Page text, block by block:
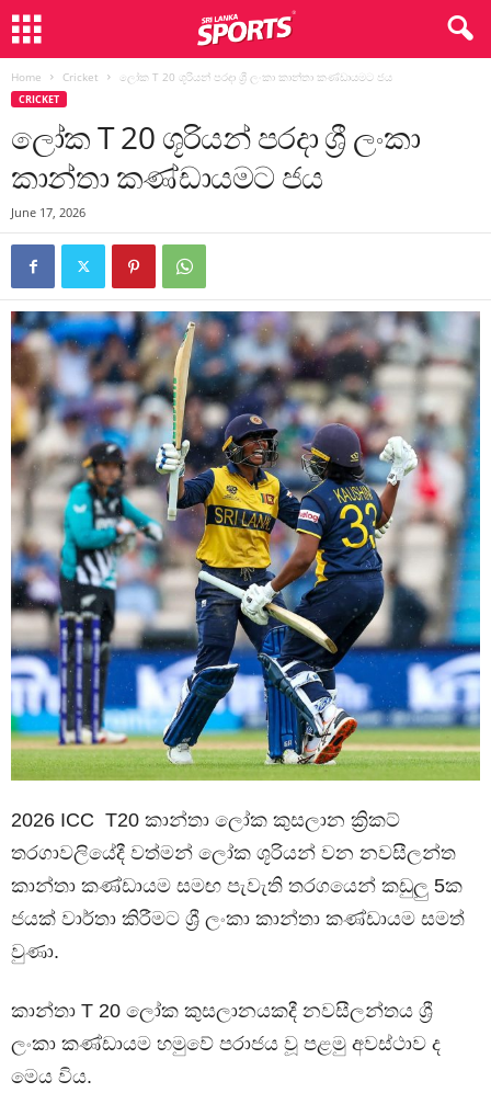
Home Cricket ලෝක T 20 ශූරියන් පරදා ශ්‍රී ලංකා කාන්තා කණ්ඩායමට ජය
CRICKET
ලෝක T 20 ශූරියන් පරදා ශ්‍රී ලංකා
කාන්තා කණ්ඩායමට ජය
June 17, 2026
2026 ICC T20 කාන්තා ලෝක කුසලාන ක්‍රිකට්
තරගාවලියේදී වත්මන් ලෝක ශූරියන් වන නවසීලන්ත
කාන්තා කණ්ඩායම සමඟ පැවැති තරගයෙන් කඩුලු 5ක
ජයක් වාර්තා කිරීමට ශ්‍රී ලංකා කාන්තා කණ්ඩායම සමත්
වුණා.
කාන්තා T 20 ලෝක කුසලානයකදී නවසීලන්තය ශ්‍රී
ලංකා කණ්ඩායම හමුවේ පරාජය වූ පළමු අවස්ථාව ද
මෙය විය.